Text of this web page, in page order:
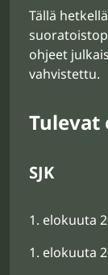
Tällä
ohjeet
vahvistettu.
SJK
elokuuta
elokuuta